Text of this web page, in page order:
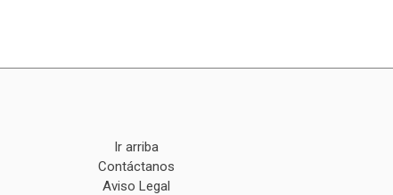
Ir arriba
Contáctanos
Aviso Legal